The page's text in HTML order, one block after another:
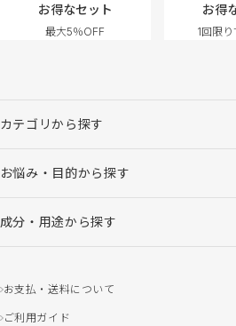
お得なセット
最大5％OFF
お得
1回限
カテゴリから探す
お悩み・目的から探す
成分・用途から探す
お支払・送料について
ご利用ガイド